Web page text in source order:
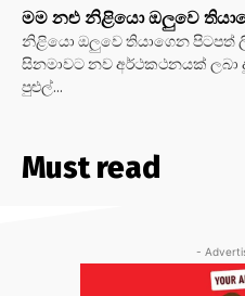
මම නළු නිළියො ඔලුවෙ
නිළියො ඔලුවෙ තියාගෙන පිටපත්
සිනමාවට නව අර්ථකථනයක්
පුළුල්...
Must read
-